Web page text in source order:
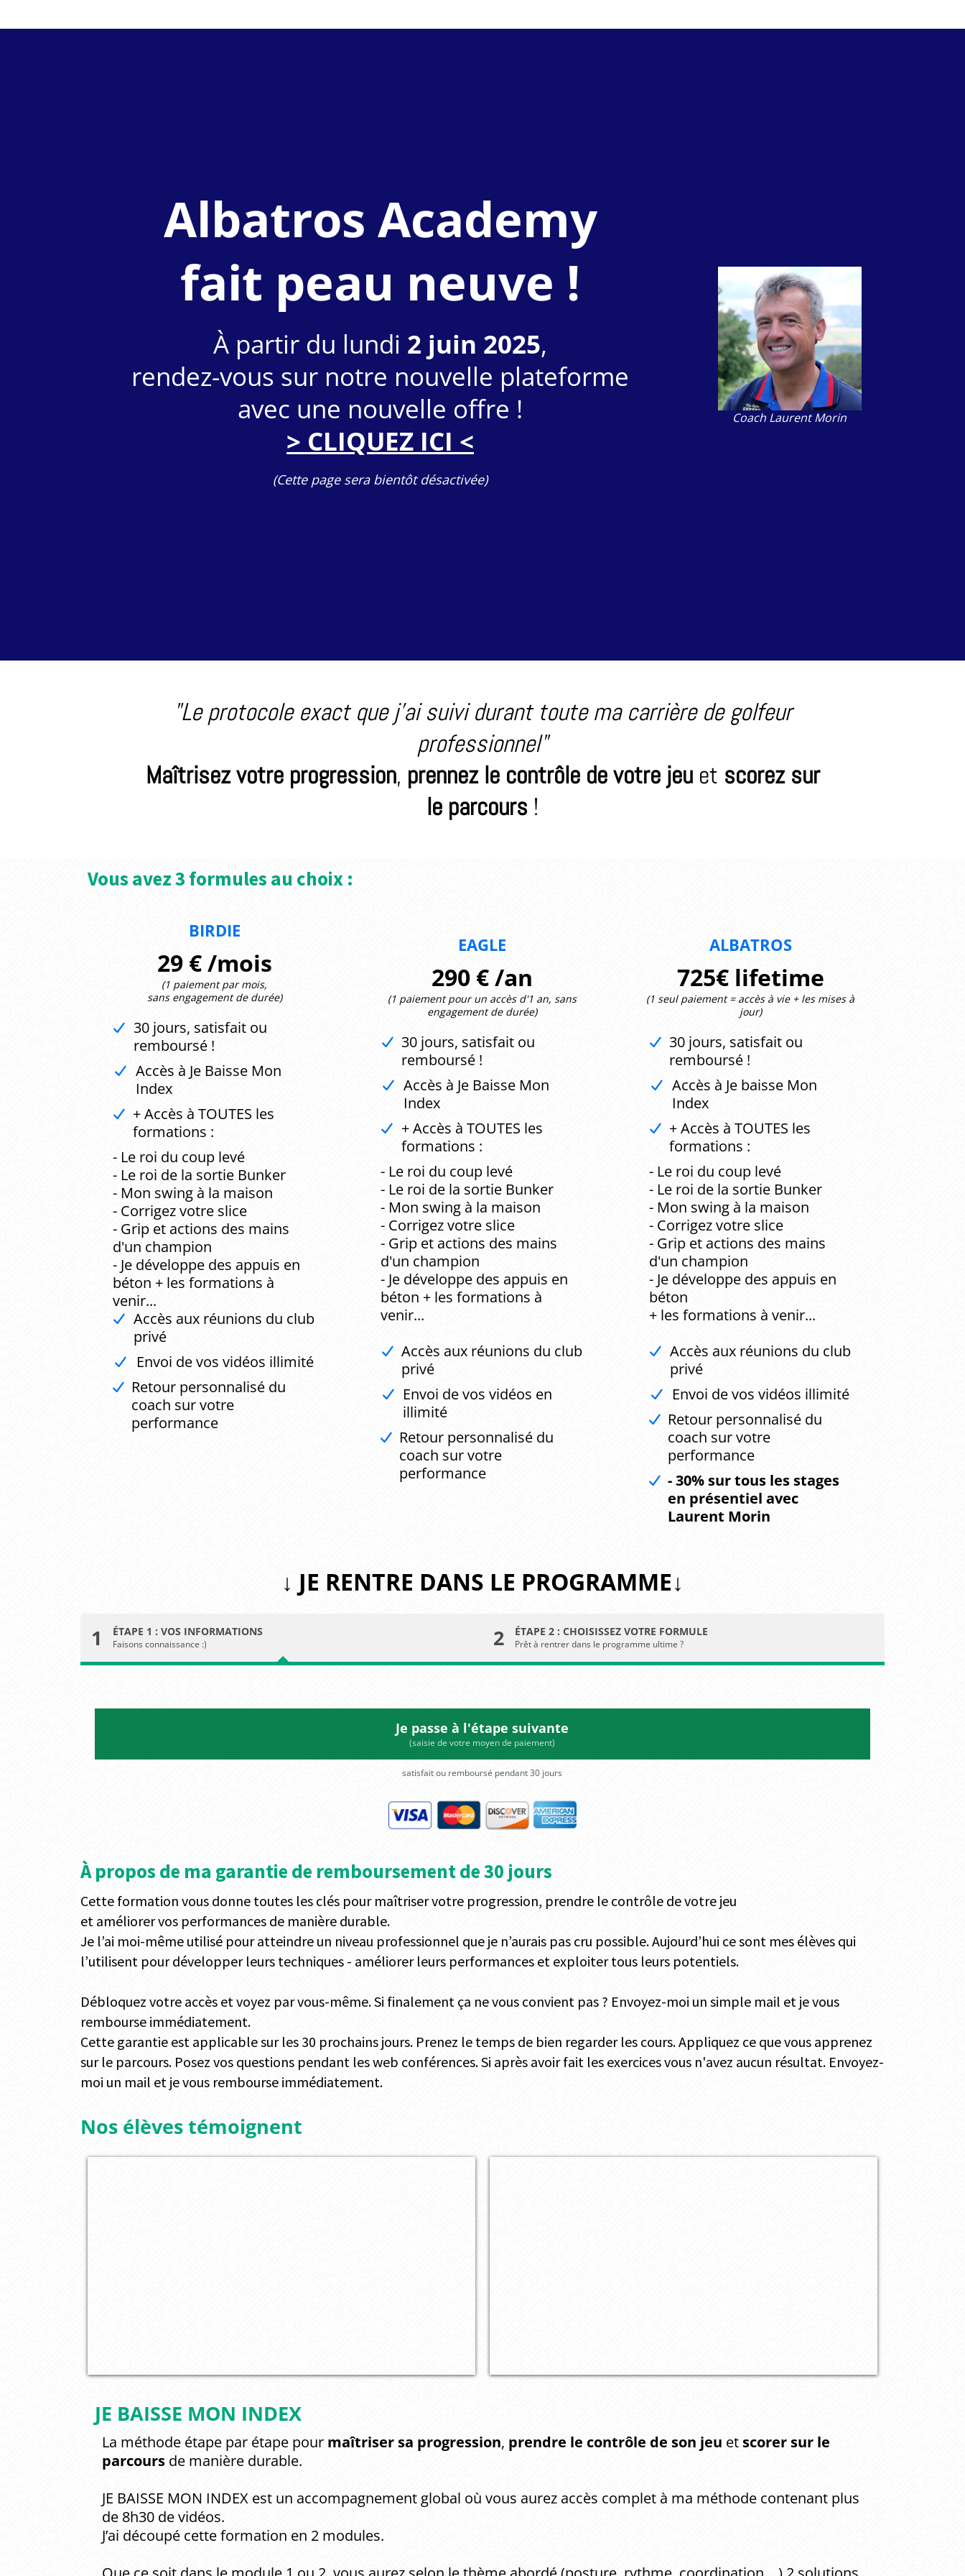
Albatros Academy
fait peau neuve !
À partir du lundi 2 juin 2025,
rendez-vous sur notre nouvelle plateforme
avec une nouvelle offre !
> CLIQUEZ ICI <
(Cette page sera bientôt désactivée)
Coach Laurent Morin
"Le protocole exact que j’ai suivi durant toute ma carrière de golfeur
professionnel"
Maîtrisez votre progression, prennez le contrôle de votre jeuet scorez sur
le parcours !
Vous avez 3 formules au choix :
BIRDIE
29 € /mois
(1 paiement par mois,
sans engagement de durée)
30 jours, satisfait ou
remboursé !
Accès à Je Baisse Mon
Index
+ Accès à TOUTES les
formations :
- Le roi du coup levé
- Le roi de la sortie Bunker
- Mon swing à la maison
- Corrigez votre slice
- Grip et actions des mains
d'un champion
- Je développe des appuis en
béton + les formations à
venir...
Accès aux réunions du club
privé
Envoi de vos vidéos illimité
Retour personnalisé du
coach sur votre
performance
EAGLE
290 € /an
(1 paiement pour un accès d'1 an, sans
engagement de durée)
30 jours, satisfait ou
remboursé !
Accès à Je Baisse Mon
Index
+ Accès à TOUTES les
formations :
- Le roi du coup levé
- Le roi de la sortie Bunker
- Mon swing à la maison
- Corrigez votre slice
- Grip et actions des mains
d'un champion
- Je développe des appuis en
béton + les formations à
venir...
Accès aux réunions du club
privé
Envoi de vos vidéos en
illimité
Retour personnalisé du
coach sur votre
performance
ALBATROS
725€ lifetime
(1 seul paiement = accès à vie + les mises à
jour)
30 jours, satisfait ou
remboursé !
Accès à Je baisse Mon
Index
+ Accès à TOUTES les
formations :
- Le roi du coup levé
- Le roi de la sortie Bunker
- Mon swing à la maison
- Corrigez votre slice
- Grip et actions des mains
d'un champion
- Je développe des appuis en
béton
+ les formations à venir...
Accès aux réunions du club
privé
Envoi de vos vidéos illimité
Retour personnalisé du
coach sur votre
performance
- 30% sur tous les stages
en présentiel avec
Laurent Morin
↓ JE RENTRE DANS LE PROGRAMME↓
1 ÉTAPE 1 : VOS INFORMATIONS
Faisons connaissance :) 2 ÉTAPE 2 : CHOISISSEZ VOTRE FORMULE
Prêt à rentrer dans le programme ultime ?
Je passe à l'étape suivante
(saisie de votre moyen de paiement)
satisfait ou remboursé pendant 30 jours
À propos de ma garantie de remboursement de 30 jours
Cette formation vous donne toutes les clés pour maîtriser votre progression, prendre le contrôle de votre jeu
et améliorer vos performances de manière durable.
Je l’ai moi-même utilisé pour atteindre un niveau professionnel que je n’aurais pas cru possible. Aujourd’hui ce sont mes élèves qui
l’utilisent pour développer leurs techniques - améliorer leurs performances et exploiter tous leurs potentiels.
Débloquez votre accès et voyez par vous-même. Si finalement ça ne vous convient pas ? Envoyez-moi un simple mail et je vous
rembourse immédiatement.
Cette garantie est applicable sur les 30 prochains jours. Prenez le temps de bien regarder les cours. Appliquez ce que vous apprenez
sur le parcours. Posez vos questions pendant les web conférences. Si après avoir fait les exercices vous n'avez aucun résultat. Envoyez-
moi un mail et je vous rembourse immédiatement.
Nos élèves témoignent
JE BAISSE MON INDEX
La méthode étape par étape pour maîtriser sa progression, prendre le contrôle de son jeu etscorer sur le
parcours de manière durable.
JE BAISSE MON INDEX est un accompagnement global où vous aurez accès complet à ma méthode contenant plus
de 8h30 de vidéos.
J’ai découpé cette formation en 2 modules.